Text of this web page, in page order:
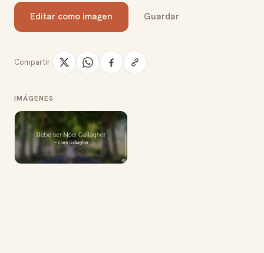
Editar como imagen Guardar
Compartir
IMÁGENES